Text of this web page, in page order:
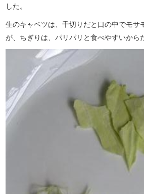
した。
生のキャベツは、千切りだと口の中でモサ
が、ちぎりは、パリパリと食べやすいから